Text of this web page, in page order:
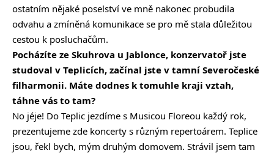
ostatním nějaké poselství ve mně nakonec probudila
odvahu a zmíněná komunikace se pro mě stala důležitou
cestou k posluchačům.
Pocházíte ze Skuhrova u Jablonce, konzervatoř jste
studoval v Teplicích, začínal jste v tamní Severočeské
filharmonii. Máte dodnes k tomuhle kraji vztah,
táhne vás to tam?
No jéje! Do Teplic jezdíme s Musicou Floreou každý rok,
prezentujeme zde koncerty s různým repertoárem. Teplice
jsou, řekl bych, mým druhým domovem. Strávil jsem tam